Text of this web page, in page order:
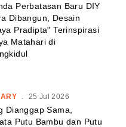
Perbatasan Baru DIY
Dibangun, Desain
Pradipta" Terinspirasi
Matahari di
25 Jul 2026
Dianggap Sama,
Putu Bambu dan Putu